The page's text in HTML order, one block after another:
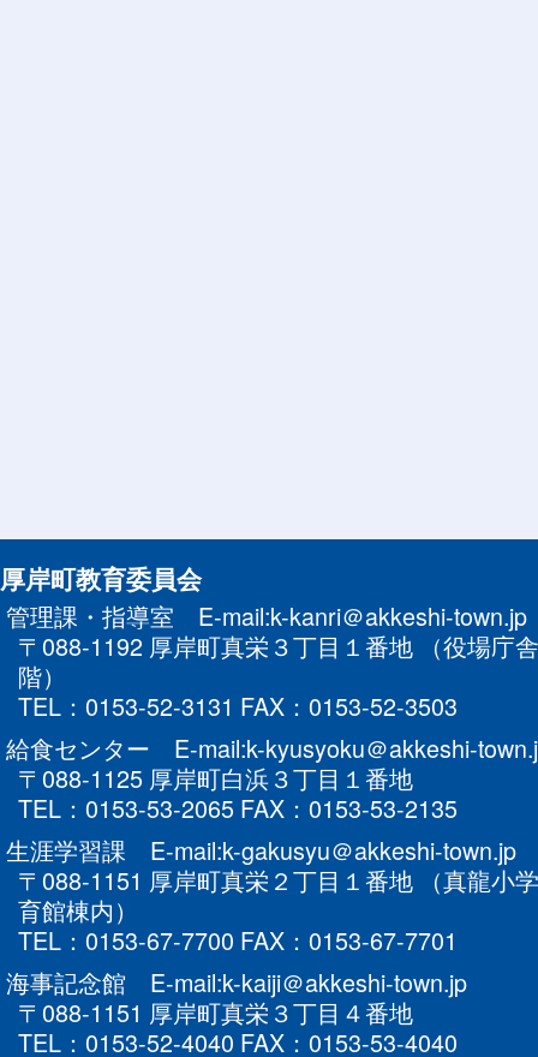
厚岸町教育委員会
管理課・指導室 E-mail:k-kanri＠akkeshi-town.jp
〒088-1192 厚岸町真栄３丁目１番地 （役場庁
階）
TEL：0153-52-3131 FAX：0153-52-3503
給食センター E-mail:k-kyusyoku＠akkeshi-
〒088-1125 厚岸町白浜３丁目１番地
TEL：0153-53-2065 FAX：0153-53-2135
生涯学習課 E-mail:k-gakusyu＠akkeshi-town.jp
〒088-1151 厚岸町真栄２丁目１番地 （真龍小
育館棟内）
TEL：0153-67-7700 FAX：0153-67-7701
海事記念館 E-mail:k-kaiji＠akkeshi-town.jp
〒088-1151 厚岸町真栄３丁目４番地
TEL：0153-52-4040 FAX：0153-53-4040